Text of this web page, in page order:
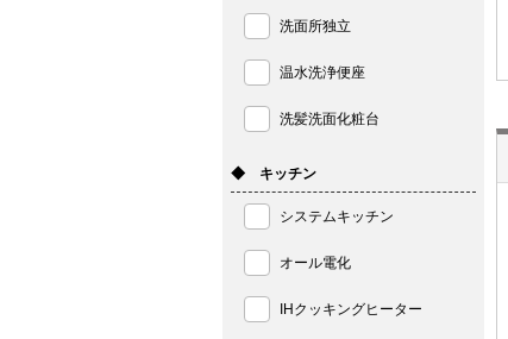
洗面所独立
温水洗浄便座
洗髪洗面化粧台
◆ キッチン
システムキッチン
オール電化
IHクッキングヒーター